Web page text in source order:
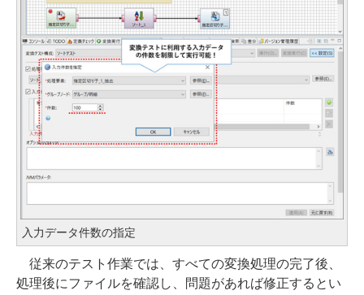
入力データ件数の指定
従来のテスト作業では、すべての変換処理の完了後、
処理後にファイルを確認し、問題があれば修正するとい